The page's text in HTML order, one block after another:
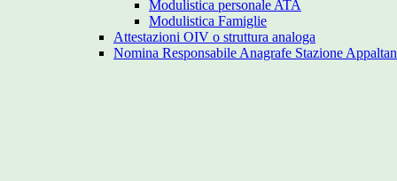
Modulistica personale ATA
Modulistica Famiglie
Attestazioni OIV o struttura analoga
Nomina Responsabile Anagrafe Stazione